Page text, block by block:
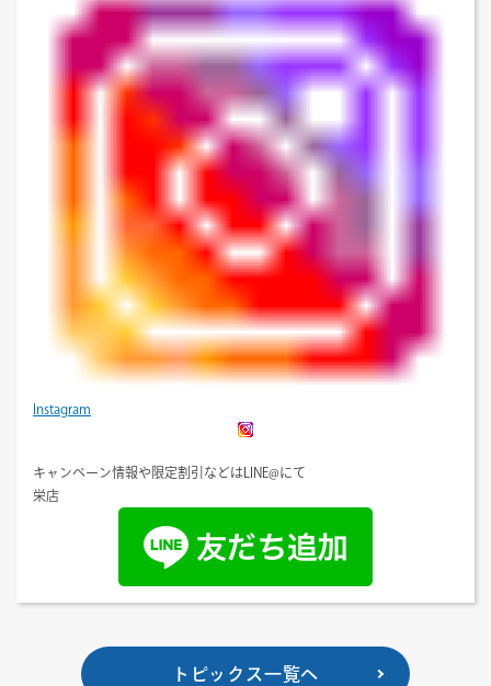
Instagram
キャンペーン情報や限定割引などはLINE@にて
栄店
トピックス一覧へ